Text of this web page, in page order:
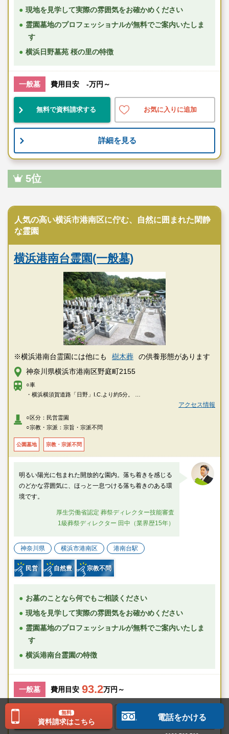
現地を見学して実際の雰囲気をお確かめください
霊園墓地のプロフェッショナルが無料でご案内いたしま
す
横浜日野墓苑 桜の里の特徴
一般墓 費用目安 -万円～
無料で資料請求する お気に入りに追加
詳細を見る
5位
人気の高い横浜市港南区に佇む、自然に囲まれた閑静
な霊園
横浜港南台霊園(一般墓)
※横浜港南台霊園には他にも 樹木葬
の供養形態があります
神奈川県横浜市港南区野庭町2155
○車
・横浜横須賀道路「日野」I.C.より約5分。
○徒歩
り「京急ニュータウン」行バスに乗車いただき、「港南プラザ」バス停で
下車し徒歩約12分。
・市営地下鉄ブルーライン「上永谷」駅より「洋光台駅」行、「港南台
駅」行、「上永谷駅前」循環バスのいずれかにご乗車いただき、「深田
橋」バス停で下車し徒歩約12分。
田橋」バス停で下車し徒歩約12分。
・JR根岸線「港南台」駅より「港南車庫前」行バスにご乗車いただき、
「藤ヶ沢」バス停で下車し徒歩約13分。
アクセス情報
○区分：民営霊園
○宗教・宗派：宗旨・宗派不問
公園墓地 宗教・宗派不問
明るい陽光に包まれた開放的な園内。落ち着きを感じる
のどかな雰囲気に、ほっと一息つける落ち着きのある環
境です。
厚生労働省認定 葬祭ディレクター技能審査
1級葬祭ディレクター 田中（業界歴15年）
神奈川県 横浜市港南区 港南台駅
民営 自然豊 宗教不問
お墓のことなら何でもご相談ください
現地を見学して実際の雰囲気をお確かめください
霊園墓地のプロフェッショナルが無料でご案内いたしま
す
横浜港南台霊園の特徴
一般墓 費用目安 93.2万円～
無料で資料請求する お気に入りに追加
無料
資料請求はこちら 電話をかける